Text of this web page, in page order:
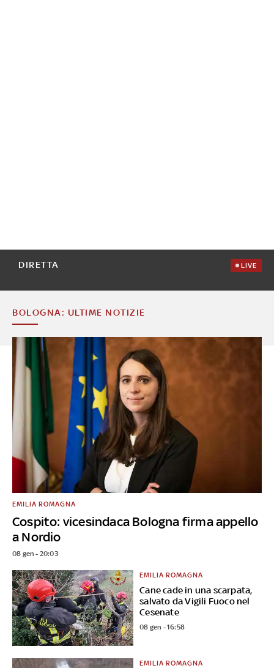
DIRETTA LIVE
BOLOGNA: ULTIME NOTIZIE
Cospito: vicesindaca Bologna firma appello
a Nordio
EMILIA ROMAGNA
08 gen - 20:03
Cane cade in una scarpata,
salvato da Vigili Fuoco nel
Cesenate
EMILIA ROMAGNA
08 gen - 16:58
EMILIA ROMAGNA